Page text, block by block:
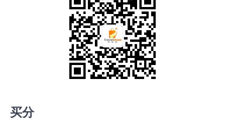
买分